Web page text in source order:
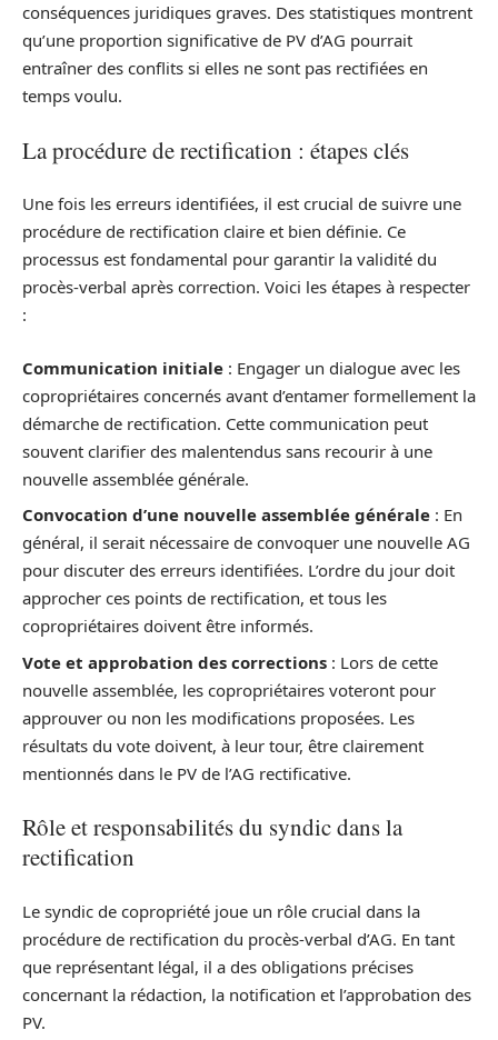
conséquences juridiques graves. Des statistiques montrent
qu’une proportion significative de PV d’AG pourrait
entraîner des conflits si elles ne sont pas rectifiées en
temps voulu.
La procédure de rectification : étapes clés
Une fois les erreurs identifiées, il est crucial de suivre une
procédure de rectification claire et bien définie. Ce
processus est fondamental pour garantir la validité du
procès-verbal après correction. Voici les étapes à respecter
:
Communication initiale : Engager un dialogue avec les
copropriétaires concernés avant d’entamer formellement la
démarche de rectification. Cette communication peut
souvent clarifier des malentendus sans recourir à une
nouvelle assemblée générale.
Convocation d’une nouvelle assemblée générale : En
général, il serait nécessaire de convoquer une nouvelle AG
pour discuter des erreurs identifiées. L’ordre du jour doit
approcher ces points de rectification, et tous les
copropriétaires doivent être informés.
Vote et approbation des corrections : Lors de cette
nouvelle assemblée, les copropriétaires voteront pour
approuver ou non les modifications proposées. Les
résultats du vote doivent, à leur tour, être clairement
mentionnés dans le PV de l’AG rectificative.
Rôle et responsabilités du syndic dans la
rectification
Le syndic de copropriété joue un rôle crucial dans la
procédure de rectification du procès-verbal d’AG. En tant
que représentant légal, il a des obligations précises
concernant la rédaction, la notification et l’approbation des
PV.